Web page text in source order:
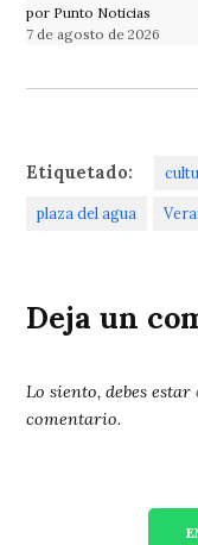
por Punto Noticias
7 de agosto de 2026
Etiquetado:
plaza del agua
Deja un
Lo siento, debes estar
comentario.